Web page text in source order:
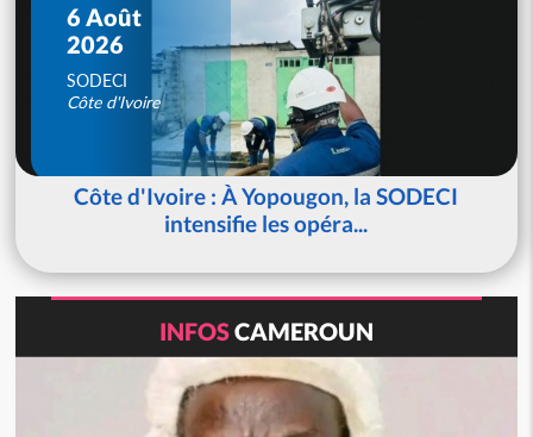
6 Août
2026
SODECI
Côte d'Ivoire
Côte d'Ivoire : À Yopougon, la SODECI
intensifie les opéra...
INFOSCAMEROUN